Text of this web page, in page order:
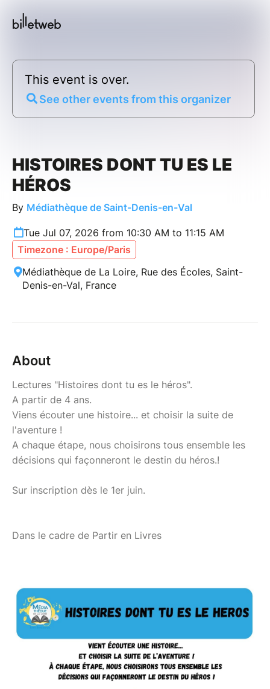
This event is over.
See other events from this organizer
HISTOIRES DONT TU ES LE
HÉROS
By Médiathèque de Saint-Denis-en-Val
Tue Jul 07, 2026 from 10:30 AM to 11:15 AM
Timezone : Europe/Paris
Médiathèque de La Loire, Rue des Écoles, Saint-
Denis-en-Val, France
About
Lectures "Histoires dont tu es le héros".
A partir de 4 ans.
Viens écouter une histoire... et choisir la suite de
l'aventure !
A chaque étape, nous choisirons tous ensemble les
décisions qui façonneront le destin du héros.!
Sur inscription dès le 1er juin.
Dans le cadre de Partir en Livres